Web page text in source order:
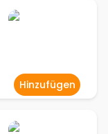
Hinzufügen